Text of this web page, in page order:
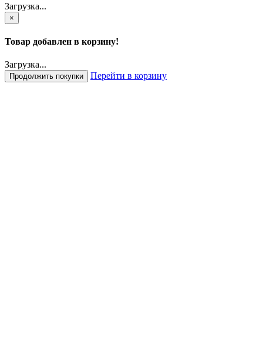
Загрузка...
×
Товар добавлен в корзину!
Загрузка...
Продолжить покупки Перейти в корзину